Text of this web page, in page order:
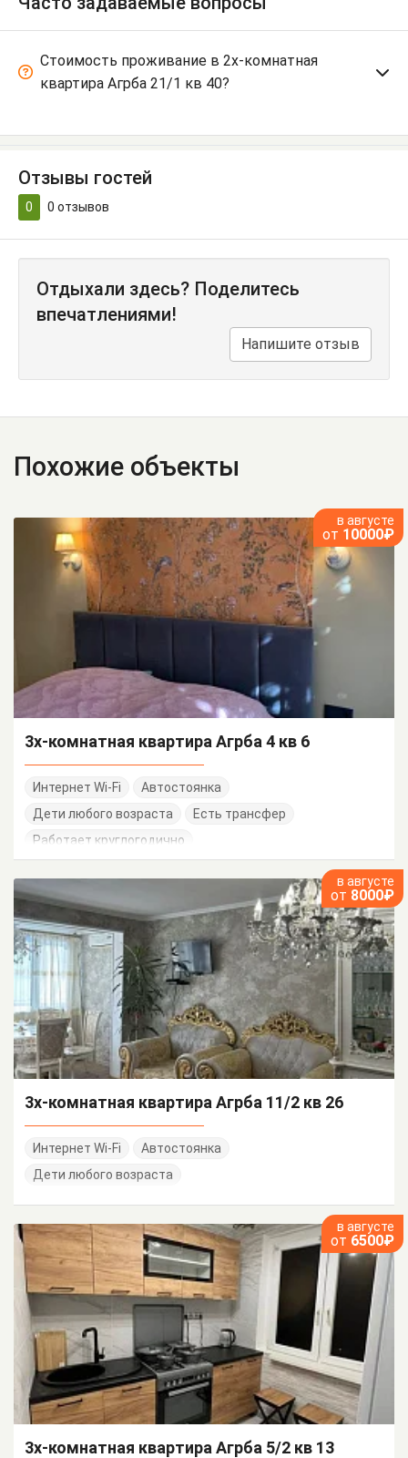
Стоимость проживание в 2х-комнатная
квартира Агрба 21/1 кв 40?
Отзывы гостей
0 0 отзывов
Отдыхали здесь? Поделитесь
впечатлениями!
Напишите отзыв
Похожие объекты
в августе
от 10000₽
3х-комнатная квартира Агрба 4 кв 6
Интернет Wi-Fi
Автостоянка
Дети любого возраста
Есть трансфер
Работает круглогодично
в августе
от 8000₽
3х-комнатная квартира Агрба 11/2 кв 26
Интернет Wi-Fi
Автостоянка
Дети любого возраста
в августе
от 6500₽
3х-комнатная квартира Агрба 5/2 кв 13